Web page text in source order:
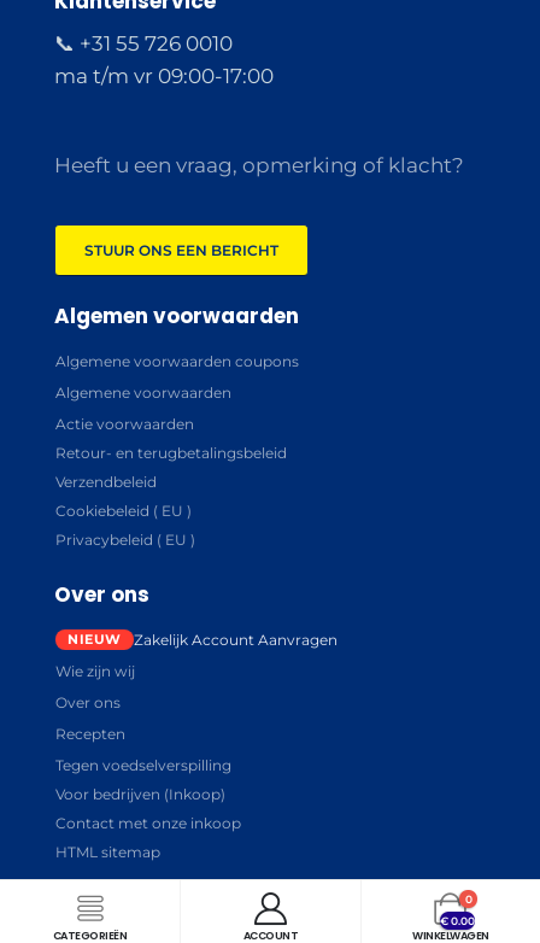
📞 +31 55 726 0010
ma t/m vr 09:00-17:00
Heeft u een vraag, opmerking of klacht?
STUUR ONS EEN BERICHT
Algemen voorwaarden
Algemene voorwaarden coupons
Algemene voorwaarden
Actie voorwaarden
Retour- en terugbetalingsbeleid
Verzendbeleid
Cookiebeleid ( EU )
Privacybeleid ( EU )
Over ons
Zakelijk Account Aanvragen
Wie zijn wij
Over ons
Recepten
Tegen voedselverspilling
Voor bedrijven (Inkoop)
Contact met onze inkoop
HTML sitemap
CATEGORIEËN ACCOUNT
0
€0.00
WINKELWAGEN